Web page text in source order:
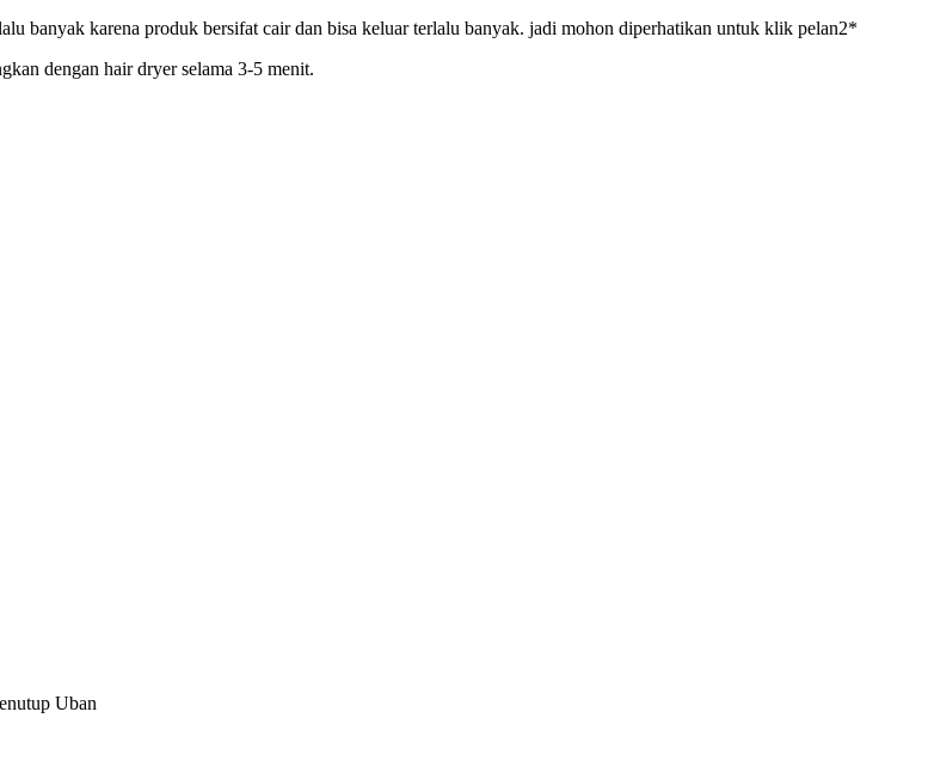
banyak karena produk bersifat cair dan bisa keluar terlalu banyak. jadi mohon diperhatikan untuk klik pelan2*
dengan hair dryer selama 3-5 menit.
Uban